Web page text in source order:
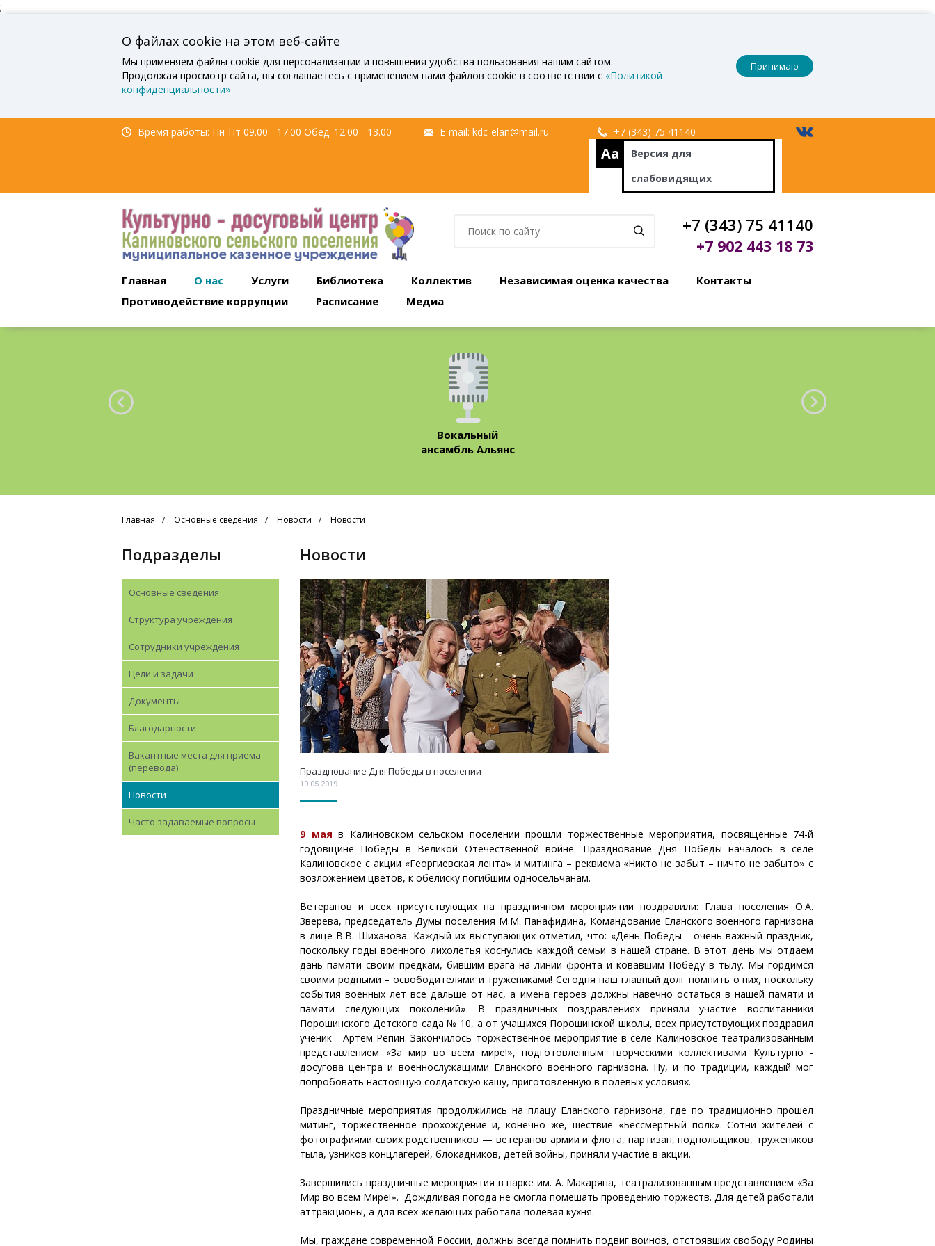
;
О файлах cookie на этом веб-сайте
Мы применяем файлы cookie для персонализации и повышения удобства пользования нашим сайтом.
Продолжая просмотр сайта, вы соглашаетесь с применением нами файлов cookie в соответствии с «Политикой
конфиденциальности»
Принимаю
Время работы: Пн-Пт 09.00 - 17.00 Обед: 12.00 - 13.00 E-mail: kdc-elan@mail.ru +7 (343) 75 41140
Aa Версия для
слабовидящих
+7 (343) 75 41140
+7 902 443 18 73
Главная О нас Услуги Библиотека Коллектив Независимая оценка качества
Контакты
Противодействие коррупции
Расписание Медиа
Вокальный
ансамбль Альянс
Главная Основные сведения Новости Новости
Подразделы
Основные сведения
Структура учреждения
Сотрудники учреждения
Цели и задачи
Документы
Благодарности
Вакантные места для приема
(перевода)
Новости
Часто задаваемые вопросы
Новости
Празднование Дня Победы в поселении
10.05.2019
9 мая в Калиновском сельском поселении прошли торжественные мероприятия, посвященные 74-й
годовщине Победы в Великой Отечественной войне. Празднование Дня Победы началось в селе
Калиновское с акции «Георгиевская лента» и митинга – реквиема «Никто не забыт – ничто не забыто» с
возложением цветов, к обелиску погибшим односельчанам.
Ветеранов и всех присутствующих на праздничном мероприятии поздравили: Глава поселения О.А.
Зверева, председатель Думы поселения М.М. Панафидина, Командование Еланского военного гарнизона
в лице В.В. Шиханова. Каждый их выступающих отметил, что: «День Победы - очень важный праздник,
поскольку годы военного лихолетья коснулись каждой семьи в нашей стране. В этот день мы отдаем
дань памяти своим предкам, бившим врага на линии фронта и ковавшим Победу в тылу. Мы гордимся
своими родными – освободителями и тружениками! Сегодня наш главный долг помнить о них, поскольку
события военных лет все дальше от нас, а имена героев должны навечно остаться в нашей памяти и
памяти следующих поколений». В праздничных поздравлениях приняли участие воспитанники
Порошинского Детского сада № 10, а от учащихся Порошинской школы, всех присутствующих поздравил
ученик - Артем Репин. Закончилось торжественное мероприятие в селе Калиновское театрализованным
представлением «За мир во всем мире!», подготовленным творческими коллективами Культурно -
досугова центра и военнослужащими Еланского военного гарнизона. Ну, и по традиции, каждый мог
попробовать настоящую солдатскую кашу, приготовленную в полевых условиях.
Праздничные мероприятия продолжились на плацу Еланского гарнизона, где по традиционно прошел
митинг, торжественное прохождение и, конечно же, шествие «Бессмертный полк». Сотни жителей с
фотографиями своих родственников — ветеранов армии и флота, партизан, подпольщиков, тружеников
тыла, узников концлагерей, блокадников, детей войны, приняли участие в акции.
Завершились праздничные мероприятия в парке им. А. Макаряна, театрализованным представлением «За
Мир во всем Мире!». Дождливая погода не смогла помешать проведению торжеств. Для детей работали
аттракционы, а для всех желающих работала полевая кухня.
Мы, граждане современной России, должны всегда помнить подвиг воинов, отстоявших свободу Родины